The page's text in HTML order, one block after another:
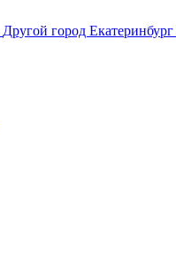
Другой город Екатеринбург